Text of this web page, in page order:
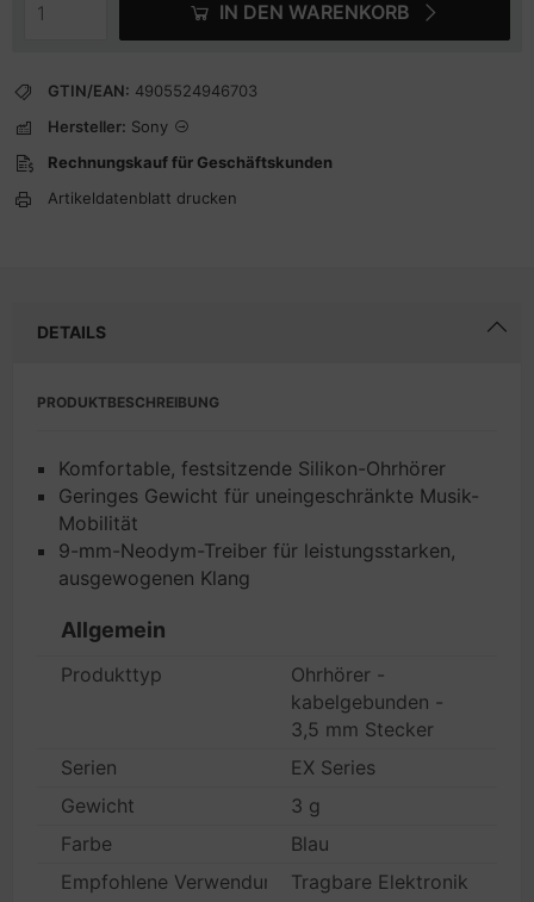
IN DEN WARENKORB
GTIN/EAN: 4905524946703
Hersteller: Sony
Rechnungskauf für Geschäftskunden
Artikeldatenblatt drucken
DETAILS
PRODUKTBESCHREIBUNG
Komfortable, festsitzende Silikon-Ohrhörer
Geringes Gewicht für uneingeschränkte Musik-
Mobilität
9-mm-Neodym-Treiber für leistungsstarken,
ausgewogenen Klang
Allgemein
Produkttyp
Ohrhörer -
kabelgebunden -
3,5 mm Stecker
Serien
EX Series
Gewicht
3 g
Farbe
Blau
Empfohlene Verwendung
Tragbare Elektronik